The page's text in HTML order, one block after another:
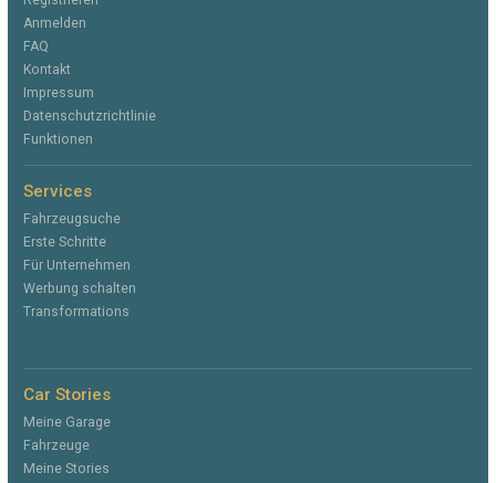
Anmelden
FAQ
Kontakt
Impressum
Datenschutzrichtlinie
Funktionen
Services
Fahrzeugsuche
Erste Schritte
Für Unternehmen
Werbung schalten
Transformations
Car Stories
Meine Garage
Fahrzeuge
Meine Stories